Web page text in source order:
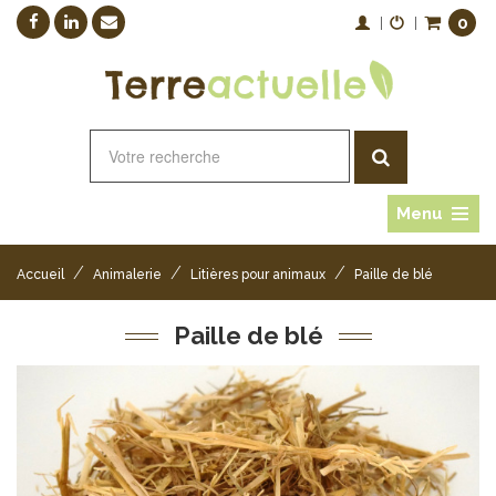
0
Menu
Accueil / Animalerie / Litières pour animaux / Paille de blé
Paille de blé